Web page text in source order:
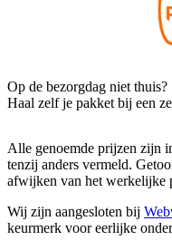
Op de bezorgdag niet thuis?
Haal zelf je pakket bij een
Alle genoemde prijzen zijn
tenzij anders vermeld.
afwijken van het werkelijke
Wij zijn aangesloten bij
keurmerk voor eerlijke